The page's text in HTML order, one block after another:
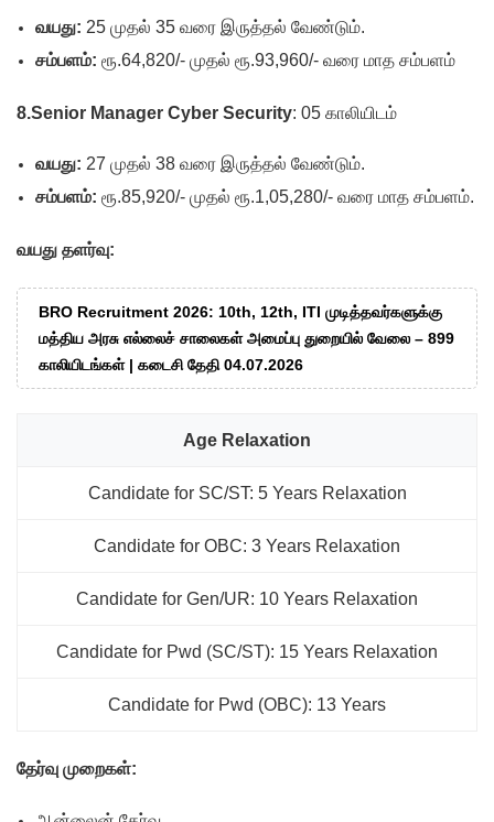
வயது: 25 முதல் 35 வரை இருத்தல் வேண்டும்.
சம்பளம்: ரூ.64,820/- முதல் ரூ.93,960/- வரை மாத சம்பளம்
8.Senior Manager Cyber Security: 05 காலியிடம்
வயது: 27 முதல் 38 வரை இருத்தல் வேண்டும்.
சம்பளம்: ரூ.85,920/- முதல் ரூ.1,05,280/- வரை மாத சம்பளம்.
வயது தளர்வு:
BRO Recruitment 2026: 10th, 12th, ITI முடித்தவர்களுக்கு
மத்திய அரசு எல்லைச் சாலைகள் அமைப்பு துறையில் வேலை – 899
காலியிடங்கள் | கடைசி தேதி 04.07.2026
Age Relaxation
Candidate for SC/ST: 5 Years Relaxation
Candidate for OBC: 3 Years Relaxation
Candidate for Gen/UR: 10 Years Relaxation
Candidate for Pwd (SC/ST): 15 Years Relaxation
Candidate for Pwd (OBC): 13 Years
தேர்வு முறைகள்: